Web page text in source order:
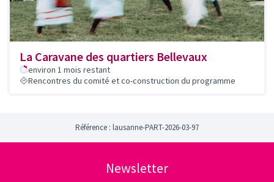
La Caravane des quartiers Bellevaux
environ 1 mois restant
Rencontres du comité et co-construction du programme
Référence : lausanne-PART-2026-03-97
Newsletter